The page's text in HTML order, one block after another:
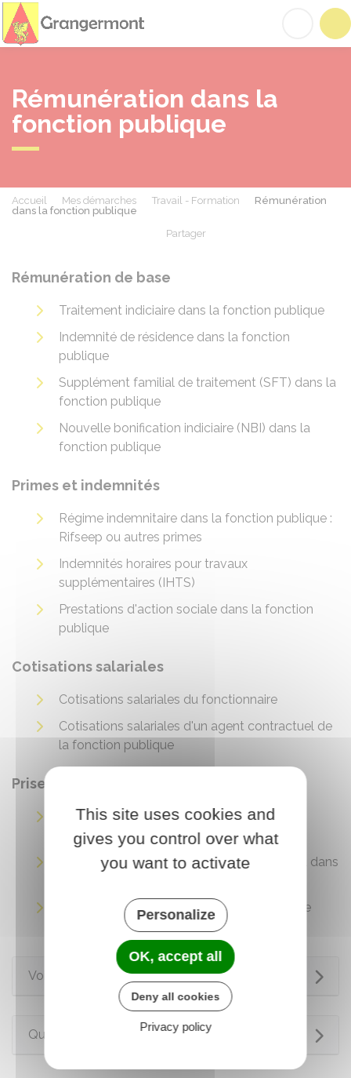
Rémunération dans la
fonction publique
Accueil Mes démarches Travail - Formation
Rémunération
dans la fonction publique
Partager
Rémunération de base
Traitement indiciaire dans la fonction publique
Indemnité de résidence dans la fonction
publique
Supplément familial de traitement (SFT) dans la
fonction publique
Nouvelle bonification indiciaire (NBI) dans la
fonction publique
Primes et indemnités
Régime indemnitaire dans la fonction publique :
Rifseep ou autres primes
Indemnités horaires pour travaux
supplémentaires (IHTS)
Prestations d'action sociale dans la fonction
publique
Cotisations salariales
Cotisations salariales du fonctionnaire
Cotisations salariales d'un agent contractuel de
la fonction publique
Prise en charge des frais de transport
Remboursement des frais de transport
domicile-travail (fonction publique)
Remboursement des frais de déplacement dans
Prise en charge des frais de changement de
résidence (fonction publique)
Voir aussi
Questions ? Réponses !
This site uses cookies and
gives you control over what
you want to activate
Personalize
OK, accept all
Deny all cookies
Privacy policy